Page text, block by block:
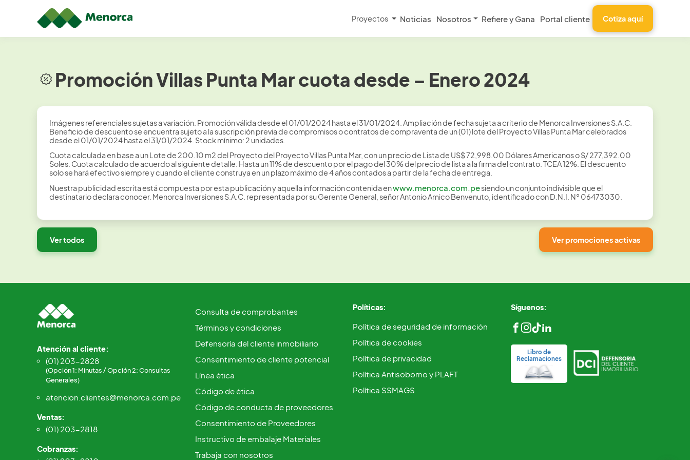
Proyectos Noticias Nosotros Refiere y Gana Portal cliente Cotiza aquí
Promoción Villas Punta Mar cuota desde – Enero 2024
Imágenes referenciales sujetas a variación. Promoción válida desde el 01/01/2024 hasta el 31/01/2024. Ampliación de fecha sujeta a criterio de Menorca Inversiones S.A.C.
Beneficio de descuento se encuentra sujeto a la suscripción previa de compromisos o contratos de compraventa de un (01) lote del Proyecto Villas Punta Mar celebrados
desde el 01/01/2024 hasta el 31/01/2024. Stock mínimo: 2 unidades.
Cuota calculada en base a un Lote de 200.10 m2 del Proyecto del Proyecto Villas Punta Mar, con un precio de Lista de US$ 72,998.00 Dólares Americanos o S/ 277,392.00
Soles. Cuota calculado de acuerdo al siguiente detalle: Hasta un 11% de descuento por el pago del 30% del precio de lista a la firma del contrato. TCEA 12%. El descuento
solo se hará efectivo siempre y cuando el cliente construya en un plazo máximo de 4 años contados a partir de la fecha de entrega.
Nuestra publicidad escrita está compuesta por esta publicación y aquella información contenida enwww.menorca.com.pesiendo un conjunto indivisible que el
destinatario declara conocer. Menorca Inversiones S.A.C. representada por su Gerente General, señor Antonio Amico Benvenuto, identificado con D.N.I. N° 06473030.
Ver todos Ver promociones activas
Atención al cliente:
(01) 203-2828
(Opción 1: Minutas / Opción 2: Consultas
Generales)
atencion.clientes@menorca.com.pe
Ventas:
(01) 203-2818
Cobranzas:
Consulta de comprobantes
Términos y condiciones
Defensoría del cliente inmobiliario
Consentimiento de cliente potencial
Línea ética
Código de ética
Código de conducta de proveedores
Consentimiento de Proveedores
Instructivo de embalaje Materiales
Trabaja con nosotros
Políticas:
Política de seguridad de información
Política de cookies
Política de privacidad
Política Antisoborno y PLAFT
Política SSMAGS
Síguenos:
Libro de
Reclamaciones